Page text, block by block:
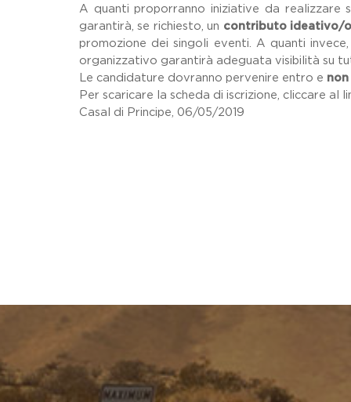
A quanti proporranno iniziative da realizzare
garantirà, se richiesto, un contributo ideativo/
promozione dei singoli eventi. A quanti
organizzativo garantirà adeguata visibilità su
Le candidature dovranno pervenire entro e
Per scaricare la scheda di iscrizione, cliccare al
Casal di Principe, 06/05/2019